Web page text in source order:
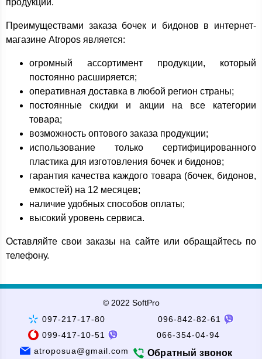
продукции.
Преимуществами заказа бочек и бидонов в интернет-
магазине Atropos является:
огромный ассортимент продукции, который
постоянно расширяется;
оперативная доставка в любой регион страны;
постоянные скидки и акции на все категории
товара;
возможность оптового заказа продукции;
использование только сертифицированного
пластика для изготовления бочек и бидонов;
гарантия качества каждого товара (бочек, бидонов,
емкостей) на 12 месяцев;
наличие удобных способов оплаты;
высокий уровень сервиса.
Оставляйте свои заказы на сайте или обращайтесь по
телефону.
© 2022 SoftPro
097-217-17-80
096-842-82-61
099-417-10-51
066-354-04-94
atroposua@gmail.com
Обратный звонок